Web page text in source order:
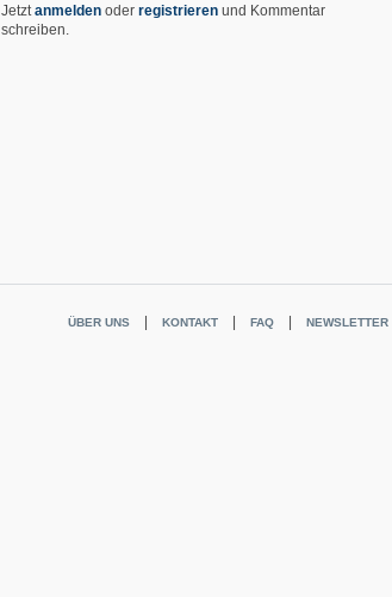
Jetzt anmelden oder registrieren und Kommentar
schreiben.
ÜBER UNS KONTAKT FAQ NEWSLETTER